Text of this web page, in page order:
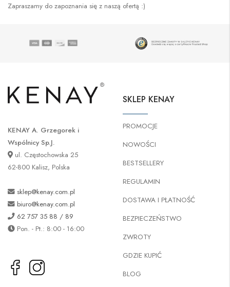
Zapraszamy do zapoznania się z naszą ofertą :)
KENAY A. Grzegorek i
Wspólnicy Sp.J.
ul. Częstochowska 25
62-800 Kalisz, Polska
sklep@kenay.com.pl
biuro@kenay.com.pl
62 757 35 88 / 89
Pon. - Pt.: 8:00 - 16:00
SKLEP KENAY
PROMOCJE
NOWOŚCI
BESTSELLERY
REGULAMIN
DOSTAWA I PŁATNOŚĆ
BEZPIECZEŃSTWO
ZWROTY
GDZIE KUPIĆ
BLOG